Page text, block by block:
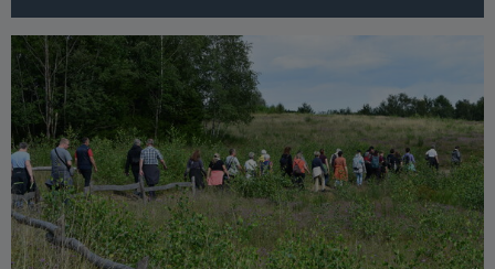
Foto: Michael Gertz
Wanderung in der Trupbacher Heide